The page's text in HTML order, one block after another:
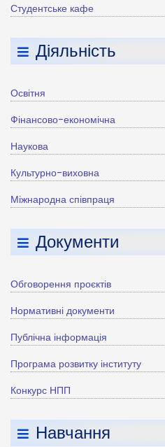
Студентське кафе
Діяльність
Освітня
Фінансово-економічна
Наукова
Культурно-виховна
Міжнародна співпраця
Документи
Обговорення проєктів
Нормативні документи
Публічна інформація
Програма розвитку інституту
Конкурс НПП
Навчання